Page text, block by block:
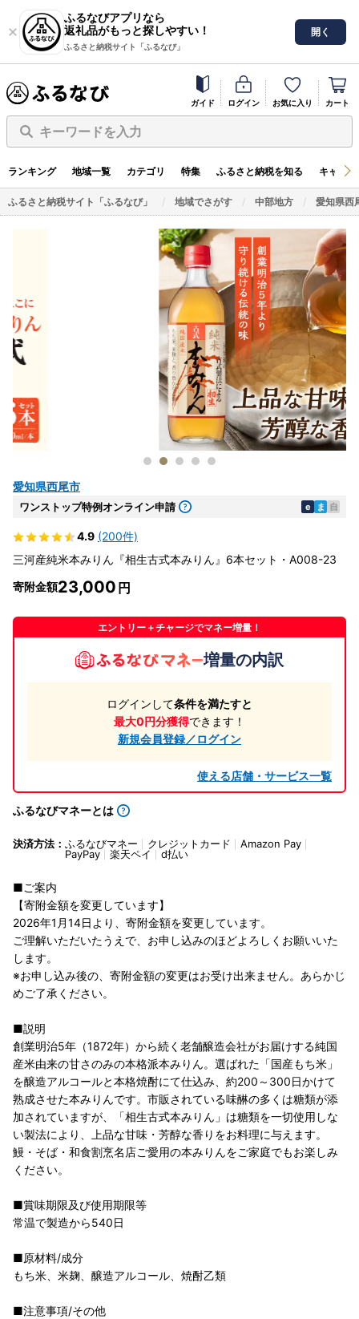
ふるなびアプリなら
返礼品がもっと探しやすい！
ふるさと納税サイト「ふるなび」
開く
ガイド ログイン お気に入り カート
キーワードを入力
ランキング 地域一覧 カテゴリ 特集 ふるさと納税を知る キャン
ふるさと納税サイト「ふるなび」 地域でさがす 中部地方 愛知県西
愛知県西尾市
ワンストップ特例オンライン申請 e ま 自
4.9 (200件)
三河産純米本みりん『相生古式本みりん』6本セット・A008-23
寄附金額23,000
エントリー＋チャージでマネー増量！
増量の内訳
ログインして条件を満たすと
最大0円分獲得できます！
新規会員登録／ログイン
使える店舗・サービス一覧
ふるなびマネーとは
決済方法： ふるなびマネー クレジットカード
Amazon Pay
PayPay
楽天ペイ d払い
■ご案内
【寄附金額を変更しています】
2026年1月14日より、寄附金額を変更しています。
ご理解いただいたうえで、お申し込みのほどよろしくお願いいた
します。
※お申し込み後の、寄附金額の変更はお受け出来ません。あらかじ
めご了承ください。
■説明
創業明治5年（1872年）から続く老舗醸造会社がお届けする純国
産米由来の甘さのみの本格派本みりん。選ばれた「国産もち米」
を醸造アルコールと本格焼酎にて仕込み、約200～300日かけて
熟成させた本みりんです。市販されている味醂の多くは糖類が添
加されていますが、「相生古式本みりん」は糖類を一切使用しな
い製法により、上品な甘味・芳醇な香りをお料理に与えます。
鰻・そば・和食割烹名店ご愛用の本みりんをご家庭でもお楽しみ
ください。
■賞味期限及び使用期限等
常温で製造から540日
■原材料/成分
もち米、米麹、醸造アルコール、焼酎乙類
■注意事項/その他